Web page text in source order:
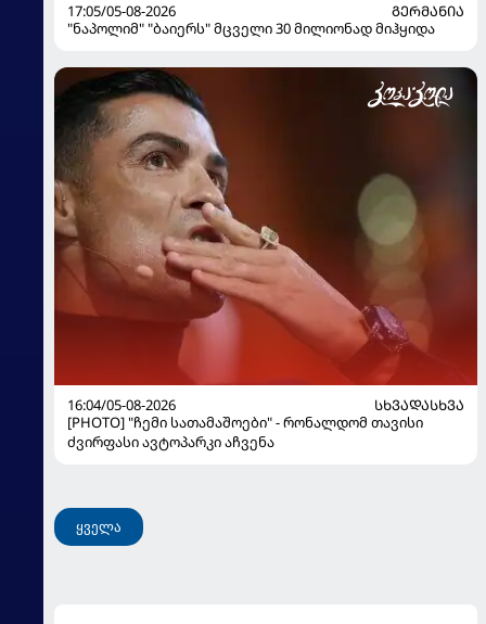
17:05/05-08-2026
ᲒᲔᲠᲛᲐᲜᲘᲐ
"ნაპოლიმ" "ბაიერს" მცველი 30 მილიონად მიჰყიდა
16:04/05-08-2026
ᲡᲮᲕᲐᲓᲐᲡᲮᲕᲐ
[PHOTO] "ჩემი სათამაშოები" - რონალდომ თავისი
ძვირფასი ავტოპარკი აჩვენა
ყველა